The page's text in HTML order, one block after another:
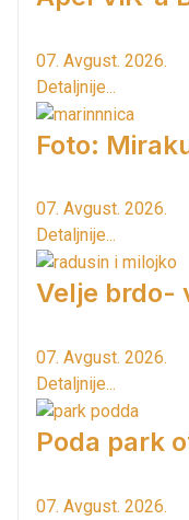
07. Avgust. 2026.
Detaljnije...
Foto:
07. Avgust. 2026.
Detaljnije...
Velje brdo-
07. Avgust. 2026.
Detaljnije...
Poda park
07. Avgust. 2026.